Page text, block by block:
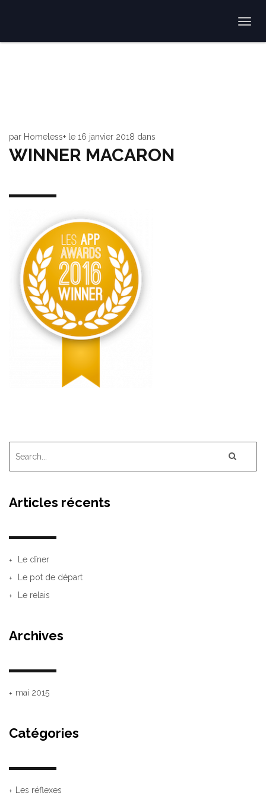
par Homeless+ le 16 janvier 2018 dans
WINNER MACARON
Articles récents
Le dîner
Le pot de départ
Le relais
Archives
mai 2015
Catégories
Les réflexes